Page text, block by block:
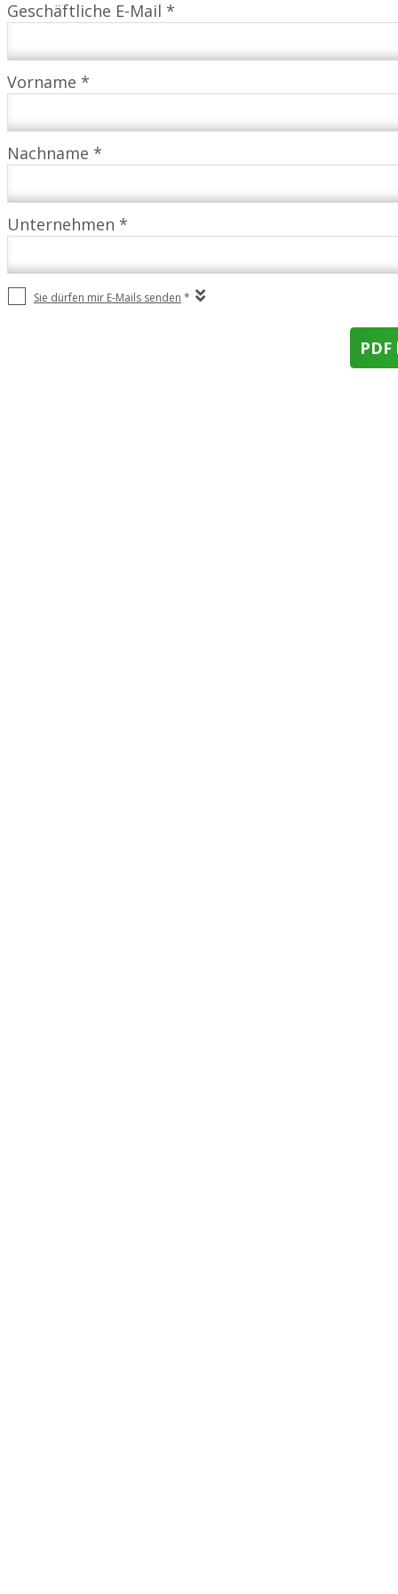
Geschäftliche E-Mail *
Vorname *
Nachname *
Unternehmen *
Sie dürfen mir E-Mails senden *